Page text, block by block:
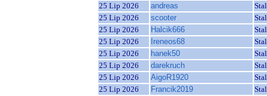
25 Lip 2026
andreas
25 Lip 2026
scooter
25 Lip 2026
Halcik666
25 Lip 2026
Ireneos68
25 Lip 2026
hanek50
25 Lip 2026
darekruch
25 Lip 2026
AigoR1920
25 Lip 2026
Francik2019